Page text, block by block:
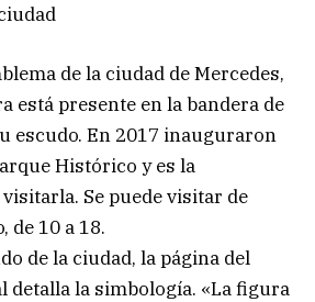
de la ciudad de Mercedes,
está presente en la bandera de
escudo. En 2017 inauguraron
Histórico y es la
Se puede visitar de
de 10 a 18.
de la ciudad, la página del
detalla la simbología. «La figura